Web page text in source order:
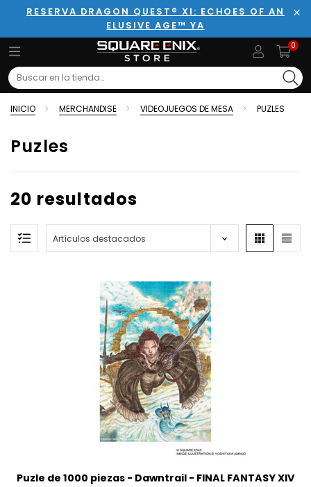
RESERVA DRAGON QUEST® XI: ECHOES OF AN
ELUSIVE AGE™ YA
0
Search
INICIO MERCHANDISE VIDEOJUEGOS DE MESA PUZLES
Puzles
20 resultados
Puzle de 1000 piezas - Dawntrail - FINAL FANTASY XIV